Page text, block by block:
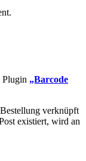
Plugin „Barcode
verknüpft
existiert, wird an